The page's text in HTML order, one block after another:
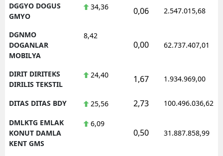
DGGYO DOGUS
GMYO
34,36 0,06 2.547.015,68
DGNMO
DOGANLAR
MOBILYA
8,42
0,00 62.737.407,01
DIRIT DIRITEKS
DIRILIS TEKSTIL
24,40 1,67 1.934.969,00
DITAS DITAS BDY 25,56 2,73 100.496.036,62
DMLKTG EMLAK
KONUT DAMLA
KENT GMS
6,09
0,50 31.887.858,99